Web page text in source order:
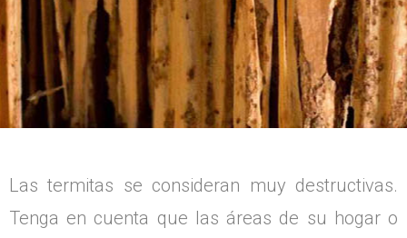
Las termitas se consideran muy destructivas.
Tenga en cuenta que las áreas de su hogar o